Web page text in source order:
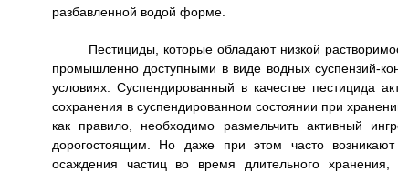
разбавленной водой форме.
Пестициды, которые обладают низкой
промышленно доступными в виде водных суспензий-
условиях. Суспендированный в качестве пестицида
сохранения в суспендированном состоянии при
как правило, необходимо размельчить активный
дорогостоящим. Но даже при этом часто возникают
осаждения частиц во время длительного хранения,